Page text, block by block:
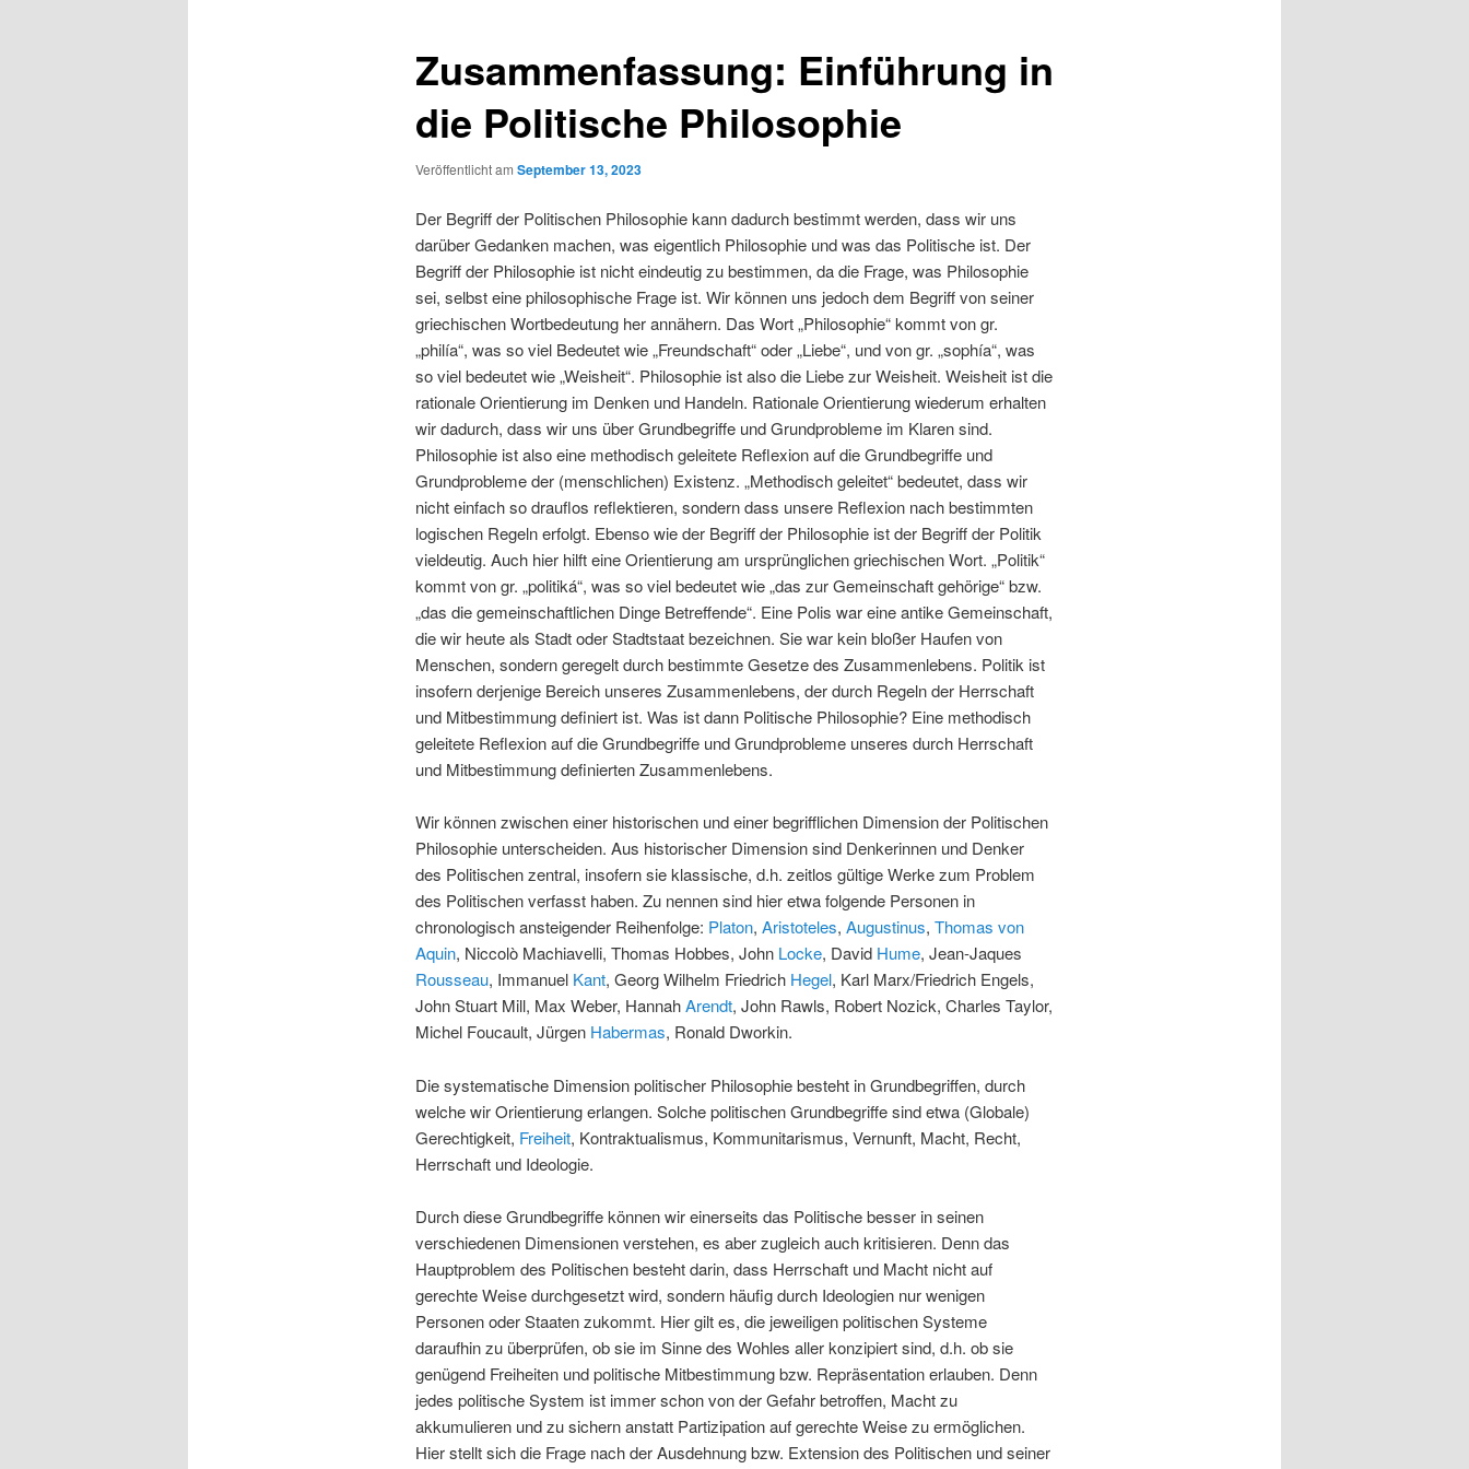
Zusammenfassung: Einführung in
die Politische Philosophie
Veröffentlicht am September 13, 2023
Der Begriff der Politischen Philosophie kann dadurch bestimmt werden, dass wir uns
darüber Gedanken machen, was eigentlich Philosophie und was das Politische ist. Der
Begriff der Philosophie ist nicht eindeutig zu bestimmen, da die Frage, was Philosophie
sei, selbst eine philosophische Frage ist. Wir können uns jedoch dem Begriff von seiner
griechischen Wortbedeutung her annähern. Das Wort „Philosophie“ kommt von gr.
„philía“, was so viel Bedeutet wie „Freundschaft“ oder „Liebe“, und von gr. „sophía“, was
so viel bedeutet wie „Weisheit“. Philosophie ist also die Liebe zur Weisheit. Weisheit ist die
rationale Orientierung im Denken und Handeln. Rationale Orientierung wiederum erhalten
wir dadurch, dass wir uns über Grundbegriffe und Grundprobleme im Klaren sind.
Philosophie ist also eine methodisch geleitete Reflexion auf die Grundbegriffe und
Grundprobleme der (menschlichen) Existenz. „Methodisch geleitet“ bedeutet, dass wir
nicht einfach so drauflos reflektieren, sondern dass unsere Reflexion nach bestimmten
logischen Regeln erfolgt. Ebenso wie der Begriff der Philosophie ist der Begriff der Politik
vieldeutig. Auch hier hilft eine Orientierung am ursprünglichen griechischen Wort. „Politik“
kommt von gr. „politiká“, was so viel bedeutet wie „das zur Gemeinschaft gehörige“ bzw.
„das die gemeinschaftlichen Dinge Betreffende“. Eine Polis war eine antike Gemeinschaft,
die wir heute als Stadt oder Stadtstaat bezeichnen. Sie war kein bloßer Haufen von
Menschen, sondern geregelt durch bestimmte Gesetze des Zusammenlebens. Politik ist
insofern derjenige Bereich unseres Zusammenlebens, der durch Regeln der Herrschaft
und Mitbestimmung definiert ist. Was ist dann Politische Philosophie? Eine methodisch
geleitete Reflexion auf die Grundbegriffe und Grundprobleme unseres durch Herrschaft
und Mitbestimmung definierten Zusammenlebens.
Wir können zwischen einer historischen und einer begrifflichen Dimension der Politischen
Philosophie unterscheiden. Aus historischer Dimension sind Denkerinnen und Denker
des Politischen zentral, insofern sie klassische, d.h. zeitlos gültige Werke zum Problem
des Politischen verfasst haben. Zu nennen sind hier etwa folgende Personen in
chronologisch ansteigender Reihenfolge: Platon, Aristoteles, Augustinus, Thomas von
Aquin, Niccolò Machiavelli, Thomas Hobbes, John Locke, David Hume, Jean-Jaques
Rousseau, Immanuel Kant, Georg Wilhelm Friedrich Hegel, Karl Marx/Friedrich Engels,
John Stuart Mill, Max Weber, HannahArendt, John Rawls, Robert Nozick, Charles Taylor,
Michel Foucault, Jürgen Habermas, Ronald Dworkin.
Die systematische Dimension politischer Philosophie besteht in Grundbegriffen, durch
welche wir Orientierung erlangen. Solche politischen Grundbegriffe sind etwa (Globale)
Gerechtigkeit, Freiheit, Kontraktualismus, Kommunitarismus, Vernunft, Macht, Recht,
Herrschaft und Ideologie.
Durch diese Grundbegriffe können wir einerseits das Politische besser in seinen
verschiedenen Dimensionen verstehen, es aber zugleich auch kritisieren. Denn das
Hauptproblem des Politischen besteht darin, dass Herrschaft und Macht nicht auf
gerechte Weise durchgesetzt wird, sondern häufig durch Ideologien nur wenigen
Personen oder Staaten zukommt. Hier gilt es, die jeweiligen politischen Systeme
daraufhin zu überprüfen, ob sie im Sinne des Wohles aller konzipiert sind, d.h. ob sie
genügend Freiheiten und politische Mitbestimmung bzw. Repräsentation erlauben. Denn
jedes politische System ist immer schon von der Gefahr betroffen, Macht zu
akkumulieren und zu sichern anstatt Partizipation auf gerechte Weise zu ermöglichen.
Hier stellt sich die Frage nach der Ausdehnung bzw. Extension des Politischen und seiner